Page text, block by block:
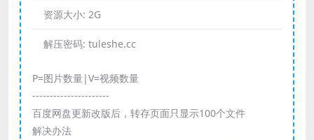
资源大小: 2G
解压密码: tuleshe.cc
P=图片数量|V=视频数量
----------------------
百度网盘更新改版后，转存页面只显示100个文件
解决办法